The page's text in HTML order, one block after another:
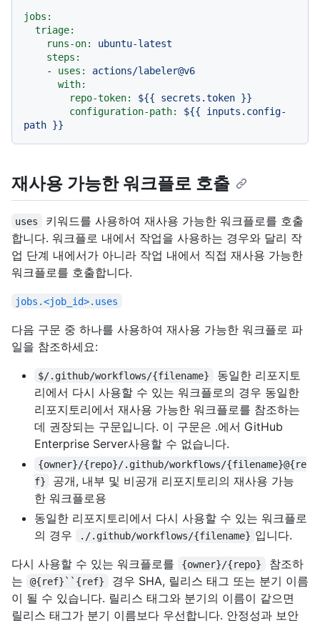
jobs:
triage:
runs-on:
ubuntu-latest
steps:
-
uses:
actions/labeler@v6
with:
repo-token:
${{ secrets.token }}
configuration-path:
${{
inputs.config-
path }}
재사용 가능한 워크플로 호출
uses
키워드를 사용하여 재사용 가능한 워크플로를 호출
합니다. 워크플로 내에서 작업을 사용하는 경우와 달리 작
업 단계 내에서가 아니라 작업 내에서 직접 재사용 가능한
워크플로를 호출합니다.
jobs.<job_id>.uses
다음 구문 중 하나를 사용하여 재사용 가능한 워크플로 파
일을 참조하세요:
$/.github/workflows/{filename}
동일한 리포지토
리에서 다시 사용할 수 있는 워크플로의 경우 동일한
리포지토리에서 재사용 가능한 워크플로를 참조하는
데 권장되는 구문입니다. 이 구문은 .에서 GitHub
Enterprise Server사용할 수 없습니다.
{owner}/{repo}/.github/workflows/{filename}@{re
f}
공개, 내부 및 비공개 리포지토리의 재사용 가능
한 워크플로용
동일한 리포지토리에서 다시 사용할 수 있는 워크플로
의 경우
./.github/workflows/{filename} 입니다.
다시 사용할 수 있는 워크플로를
{owner}/{repo}
참조하
는
@{ref}``{ref}
경우 SHA, 릴리스 태그 또는 분기 이름
이 될 수 있습니다. 릴리스 태그와 분기의 이름이 같으면
릴리스 태그가 분기 이름보다 우선합니다. 안정성과 보안